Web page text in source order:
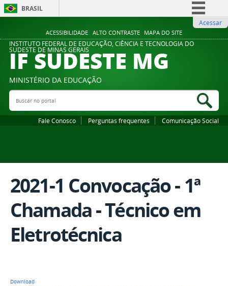
ACESSIBILIDADE ALTO CONTRASTE MAPA DO SITE
BRASIL
Comunica BR
Participe
Legislação
Acessar
INSTITUTO FEDERAL DE EDUCAÇÃO, CIÊNCIA E TECNOLOGIA DO
SUDESTE DE MINAS GERAIS
IF SUDESTE MG
MINISTÉRIO DA EDUCAÇÃO
Buscar no portal
Fale Conosco Perguntas frequentes Comunicação Social
2021-1 Convocação - 1ª
Chamada - Técnico em
Eletrotécnica
Download